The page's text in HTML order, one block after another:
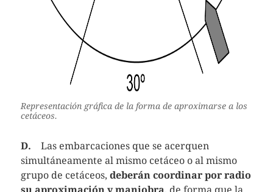
Representación gráfica de la forma de aproximarse a los
cetáceos.
D. Las embarcaciones que se acerquen
simultáneamente al mismo cetáceo o al mismo
grupo de cetáceos, deberán coordinar por radio